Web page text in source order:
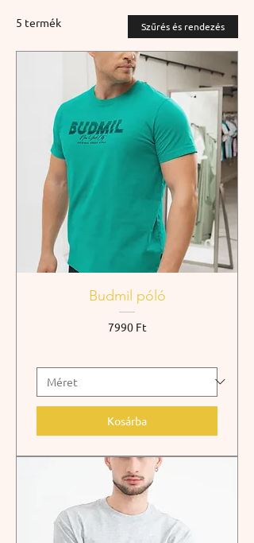
5 termék Szűrés és rendezés
Budmil póló
Ár
7990 Ft
Kosárba